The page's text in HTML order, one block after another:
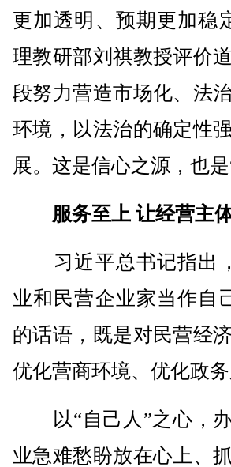
更加透明、预期更加稳
理教研部刘祺教授评价
段努力营造市场化、法
环境，以法治的确定性
展。这是信心之源，也
服务至上 让经营主
习近平总书记指出
业和民营企业家当作自
的话语，既是对民营经
优化营商环境、优化政
以“自己人”之心，办
业急难愁盼放在心上、